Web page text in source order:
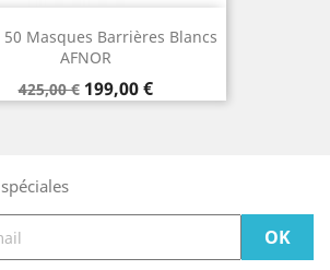
50 Masques Barrières Blancs
AFNOR
Prix
de
425,00 € Prix
199,00 €